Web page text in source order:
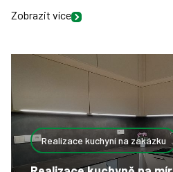
Zobrazit více
Realizace kuchyní na zakázku